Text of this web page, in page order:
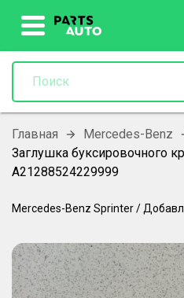
Главная Mercedes-Benz
Заглушка буксировочного
A21288524229999
Mercedes-Benz Sprinter/